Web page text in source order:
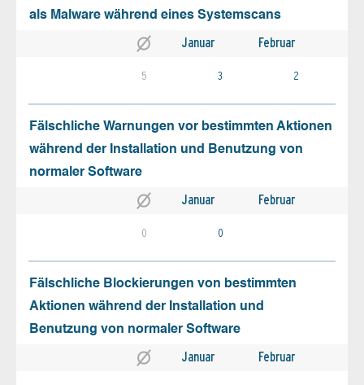
als Malware während eines Systemscans
Januar Februar
5 3 2
Fälschliche Warnungen vor bestimmten Aktionen
während der Installation und Benutzung von
normaler Software
Januar Februar
0 0
Fälschliche Blockierungen von bestimmten
Aktionen während der Installation und
Benutzung von normaler Software
Januar Februar